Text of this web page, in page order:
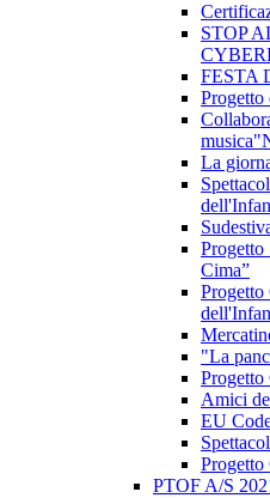
STOP
FESTA
La
Progetto
Cima”
"La
Amici
EU
Progetto
PTOF A/S